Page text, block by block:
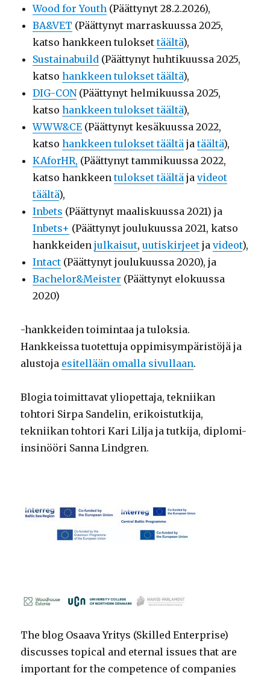
Wood for Youth (Päättynyt 28.2.2026),
BA&VET (Päättynyt marraskuussa 2025,
katso hankkeen tuloksettäältä),
Sustainabuild (Päättynyt huhtikuussa 2025,
katsohankkeen tulokset täältä),
DIG-CON(Päättynyt helmikuussa 2025,
katsohankkeen tulokset täältä),
WWW&CE (Päättynyt kesäkuussa 2022,
katsohankkeen tulokset täältä jatäältä),
KAforHR, (Päättynyt tammikuussa 2022,
katso hankkeentulokset täältä javideot
täältä),
Inbets (Päättynyt maaliskuussa 2021) ja
Inbets+ (Päättynyt joulukuussa 2021, katso
hankkeidenjulkaisut,uutiskirjeet javideot),
Intact (Päättynyt joulukuussa 2020), ja
Bachelor&Meister (Päättynyt elokuussa
2020)
-hankkeiden toimintaa ja tuloksia.
Hankkeissa tuotettuja oppimisympäristöjä ja
alustoja esitellään omalla sivullaan.
Blogia toimittavat yliopettaja, tekniikan
tohtori Sirpa Sandelin, erikoistutkija,
tekniikan tohtori Kari Lilja ja tutkija, diplomi-
insinööri Sanna Lindgren.
The blog Osaava Yritys (Skilled Enterprise)
discusses topical and eternal issues that are
important for the competence of companies